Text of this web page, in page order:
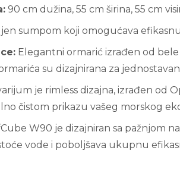
90 cm dužina, 55 cm širina, 55 cm
sumpom koji omogućava
Elegantni ormarić izrađen od
su dizajnirana za
je rimless dizajna, izrađen od
čistom prikazu vašeg morskog
W90 je dizajniran sa pažnjom
vode i poboljšava ukupnu